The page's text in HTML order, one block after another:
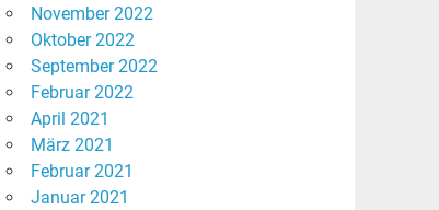
November 2022
Oktober 2022
September 2022
Februar 2022
April 2021
März 2021
Februar 2021
Januar 2021